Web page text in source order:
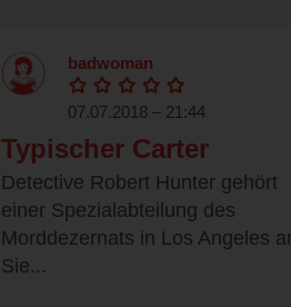
badwoman
07.07.2018 – 21:44
Typischer Carter
Detective Robert Hunter gehört
einer Spezialabteilung des
Morddezernats in Los Angeles
Sie...